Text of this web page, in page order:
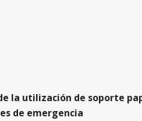
la utilización de soporte
de emergencia